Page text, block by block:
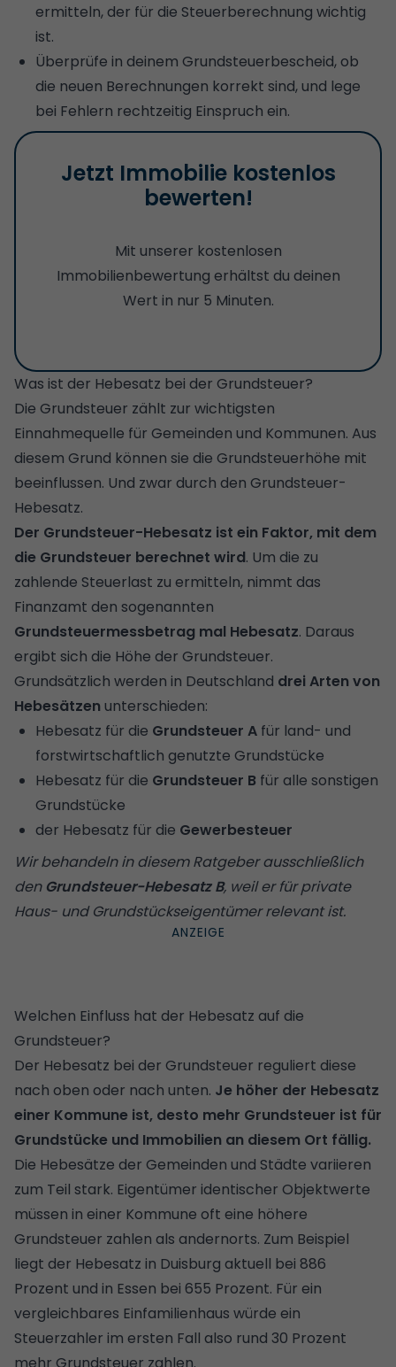
ermitteln, der für die Steuerberechnung wichtig
ist.
Überprüfe in deinem Grundsteuerbescheid, ob
die neuen Berechnungen korrekt sind, und lege
bei Fehlern rechtzeitig Einspruch ein.
Jetzt Immobilie kostenlos
bewerten!
Mit unserer kostenlosen
Immobilienbewertung erhältst du deinen
Wert in nur 5 Minuten.
Was ist der Hebesatz bei der Grundsteuer?
Die Grundsteuer zählt zur wichtigsten
Einnahmequelle für Gemeinden und Kommunen. Aus
diesem Grund können sie die Grundsteuerhöhe mit
beeinflussen. Und zwar durch den Grundsteuer-
Hebesatz.
Der Grundsteuer-Hebesatz ist ein Faktor, mit dem
die Grundsteuer berechnet wird. Um die zu
zahlende Steuerlast zu ermitteln, nimmt das
Finanzamt den sogenannten
Grundsteuermessbetrag mal Hebesatz. Daraus
ergibt sich die Höhe der Grundsteuer.
Grundsätzlich werden in Deutschland drei Arten von
Hebesätzen unterschieden:
Hebesatz für die Grundsteuer A für land- und
forstwirtschaftlich genutzte Grundstücke
Hebesatz für die Grundsteuer B für alle sonstigen
Grundstücke
der Hebesatz für die Gewerbesteuer
Wir behandeln in diesem Ratgeber ausschließlich
den Grundsteuer-Hebesatz B, weil er für private
Haus- und Grundstückseigentümer relevant ist.
Welchen Einfluss hat der Hebesatz auf die
Grundsteuer?
Der Hebesatz bei der Grundsteuer reguliert diese
nach oben oder nach unten. Je höher der Hebesatz
einer Kommune ist, desto mehr Grundsteuer ist für
Grundstücke und Immobilien an diesem Ort fällig.
Die Hebesätze der Gemeinden und Städte variieren
zum Teil stark. Eigentümer identischer Objektwerte
müssen in einer Kommune oft eine höhere
Grundsteuer zahlen als andernorts. Zum Beispiel
liegt der Hebesatz in Duisburg aktuell bei 886
Prozent und in Essen bei 655 Prozent. Für ein
vergleichbares Einfamilienhaus würde ein
Steuerzahler im ersten Fall also rund 30 Prozent
mehr Grundsteuer zahlen.